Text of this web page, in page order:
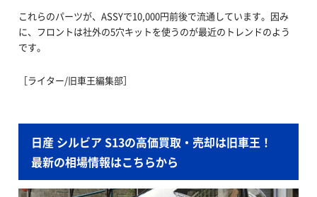
これらのパーツが、ASSYで10,000円前後で流通しています。因み
に、フロントは社外の5穴キットを使うのが最近のトレンドのよう
です。
［ライター/旧車王編集部］
日産 シルビア S13の高価買取・売却は旧車王！
最新の相場情報はこちらから